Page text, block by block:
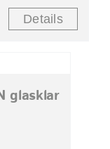
Details
glasklar